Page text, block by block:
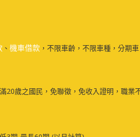
、 機車借款 ，不限車齡，不限車種，分期
20歲之國民，免聯徵，免收入證明，職業